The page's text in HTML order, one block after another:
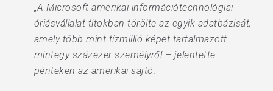
„A Microsoft amerikai információtechnológiai
óriásvállalat titokban törölte az egyik adatbázisát,
amely több mint tízmillió képet tartalmazott
mintegy százezer személyről – jelentette
pénteken az amerikai sajtó.